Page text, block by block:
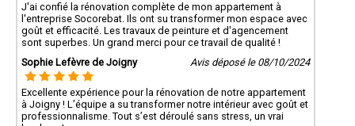
J'ai confié la rénovation complète de mon appartement à
l'entreprise Socorebat. Ils ont su transformer mon espace avec
goût et efficacité. Les travaux de peinture et d'agencement
sont superbes. Un grand merci pour ce travail de qualité !
Sophie Lefèvre de Joigny
Avis déposé le 08/10/2024
Excellente expérience pour la rénovation de notre appartement
à Joigny ! L’équipe a su transformer notre intérieur avec goût et
professionnalisme. Tout s’est déroulé sans stress, un vrai